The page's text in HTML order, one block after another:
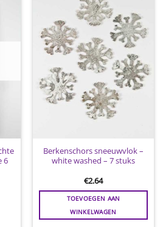
6
aan
wenslijst
Berkenschors sneeuwvlok –
white washed – 7 stuks
€2.64
TOEVOEGEN AAN
WINKELWAGEN